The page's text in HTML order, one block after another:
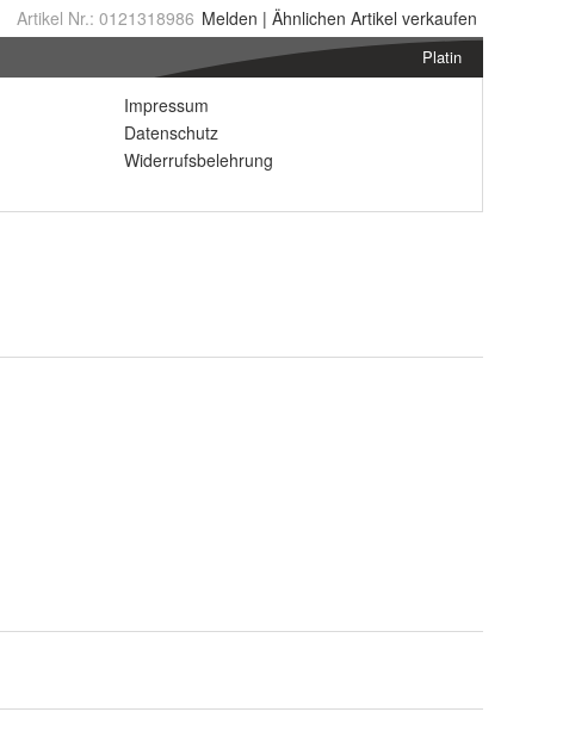
Artikel Nr.: 0121318986 Melden | Ähnlichen Artikel verkaufen
Platin
Impressum
Datenschutz
Widerrufsbelehrung